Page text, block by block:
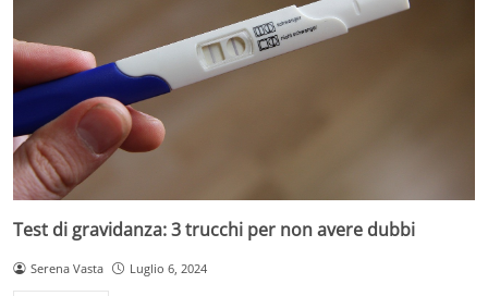
Test di gravidanza: 3 trucchi per non avere dubbi
Serena Vasta Luglio 6, 2024